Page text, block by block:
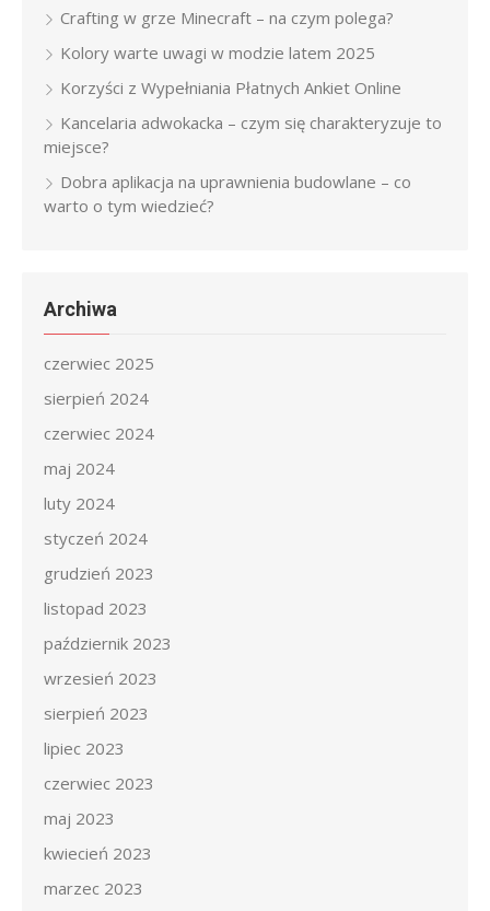
Crafting w grze Minecraft – na czym polega?
Kolory warte uwagi w modzie latem 2025
Korzyści z Wypełniania Płatnych Ankiet Online
Kancelaria adwokacka – czym się charakteryzuje to
miejsce?
Dobra aplikacja na uprawnienia budowlane – co
warto o tym wiedzieć?
Archiwa
czerwiec 2025
sierpień 2024
czerwiec 2024
maj 2024
luty 2024
styczeń 2024
grudzień 2023
listopad 2023
październik 2023
wrzesień 2023
sierpień 2023
lipiec 2023
czerwiec 2023
maj 2023
kwiecień 2023
marzec 2023